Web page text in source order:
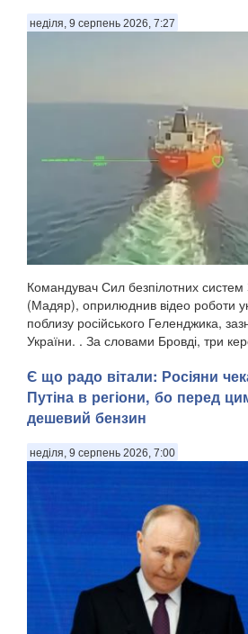
неділя, 9 серпень 2026, 7:27
Командувач Сил безпілотних
(Мадяр), оприлюднив відео роботи
поблизу російського Геленджика,
України. . За словами Бровді, три
Є що радо вітали: Росіяни
Путіна в регіони, бо перед
дешевий бензин
неділя, 9 серпень 2026, 7:00